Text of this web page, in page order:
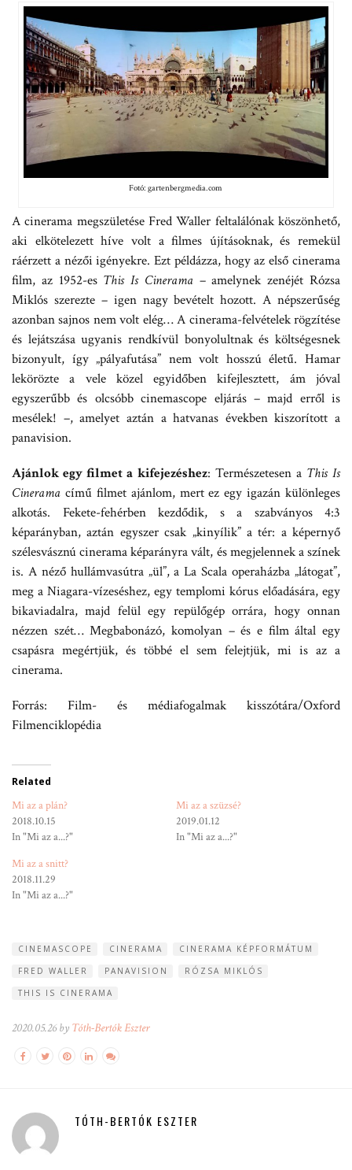
Fotó: gartenbergmedia.com
A cinerama megszületése Fred Waller feltalálónak köszönhető,
aki elkötelezett híve volt a filmes újításoknak, és remekül
ráérzett a nézői igényekre. Ezt példázza, hogy az első cinerama
film, az 1952-es This Is Cinerama– amelynek zenéjét Rózsa
Miklós szerezte – igen nagy bevételt hozott. A népszerűség
azonban sajnos nem volt elég… A cinerama-felvételek rögzítése
és lejátszása ugyanis rendkívül bonyolultnak és költségesnek
bizonyult, így „pályafutása” nem volt hosszú életű. Hamar
lekörözte a vele közel egyidőben kifejlesztett, ám jóval
egyszerűbb és olcsóbb cinemascope eljárás – majd erről is
mesélek! –, amelyet aztán a hatvanas években kiszorított a
panavision.
Ajánlok egy filmet a kifejezéshez: Természetesen a This Is
Cinerama című filmet ajánlom, mert ez egy igazán különleges
alkotás. Fekete-fehérben kezdődik, s a szabványos 4:3
képarányban, aztán egyszer csak „kinyílik” a tér: a képernyő
szélesvásznú cinerama képarányra vált, és megjelennek a színek
is. A néző hullámvasútra „ül”, a La Scala operaházba „látogat”,
meg a Niagara-vízeséshez, egy templomi kórus előadására, egy
bikaviadalra, majd felül egy repülőgép orrára, hogy onnan
nézzen szét… Megbabonázó, komolyan – és e film által egy
csapásra megértjük, és többé el sem felejtjük, mi is az a
cinerama.
Forrás: Film- és médiafogalmak kisszótára/Oxford
Filmenciklopédia
Related
Mi az a plán?
2018.10.15
In "Mi az a...?"
Mi az a szüzsé?
2019.01.12
In "Mi az a...?"
Mi az a snitt?
2018.11.29
In "Mi az a...?"
CINEMASCOPE CINERAMA
CINERAMA KÉPFORMÁTUM
FRED WALLER
PANAVISION
RÓZSA MIKLÓS
THIS IS CINERAMA
2020.05.26 by Tóth-Bertók Eszter
TÓTH-BERTÓK ESZTER